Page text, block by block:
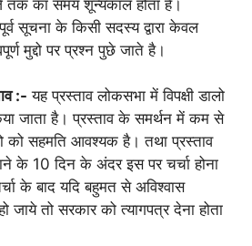
तक का समय शून्यकाल होता है।
सूचना के किसी सदस्य द्वारा केवल
मुद्दो पर प्रश्न पुछे जाते है।
:- यह प्रस्ताव लोकसभा में विपक्षी डालो
जाता है। प्रस्ताव के समर्थन में कम से
सहमति आवश्यक है। तथा प्रस्ताव
के 10 दिन के अंदर इस पर चर्चा होना
के बाद यदि बहुमत से अविश्वास
जाये तो सरकार को त्यागपत्र देना होता